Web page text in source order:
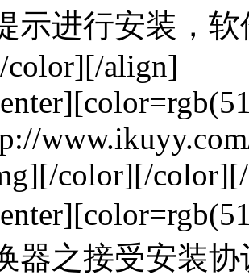
示进行安装，
align]
color][/
器之接受安装